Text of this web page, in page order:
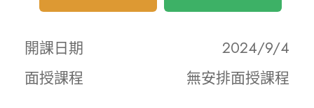
開課日期
2024/9/4
面授課程
無安排面授課程